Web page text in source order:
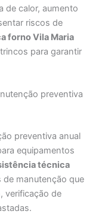
de calor, aumento
riscos de
forno Vila Maria
para garantir
preventiva
preventiva anual
equipamentos
técnica
de manutenção que
verificação de